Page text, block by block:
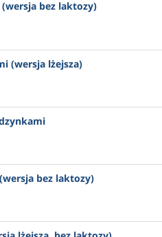
bez laktozy)
(wersja lżejsza)
bez laktozy)